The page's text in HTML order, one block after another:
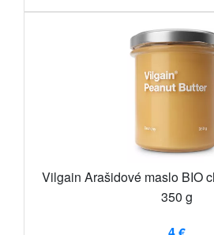
Vilgain Arašidové maslo BIO
350 g